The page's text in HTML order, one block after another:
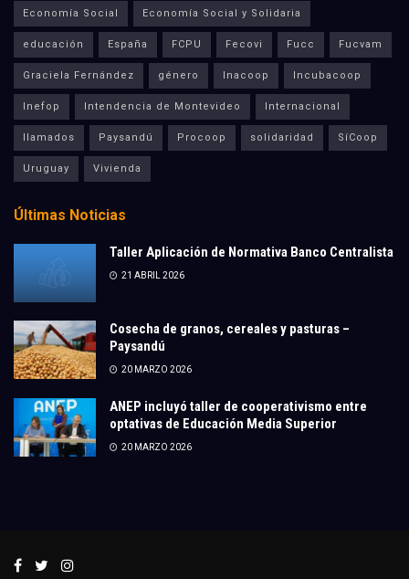
Economía Social Economía Social y Solidaria
educación España FCPU Fecovi Fucc Fucvam
Graciela Fernández género Inacoop Incubacoop
Inefop Intendencia de Montevideo Internacional
llamados Paysandú Procoop solidaridad SíCoop
Uruguay Vivienda
Últimas Noticias
Taller Aplicación de Normativa Banco Centralista
21 ABRIL 2026
Cosecha de granos, cereales y pasturas –
Paysandú
20 MARZO 2026
ANEP incluyó taller de cooperativismo entre
optativas de Educación Media Superior
20 MARZO 2026